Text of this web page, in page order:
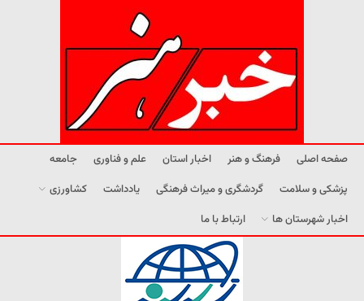
صفحه اصلی فرهنگ و هنر اخبار استان علم و فناوری
جامعه
پزشکی و سلامت
گردشگری و میراث فرهنگی یادداشت
کشاورزی
اخبار شهرستان ها
ارتباط با ما